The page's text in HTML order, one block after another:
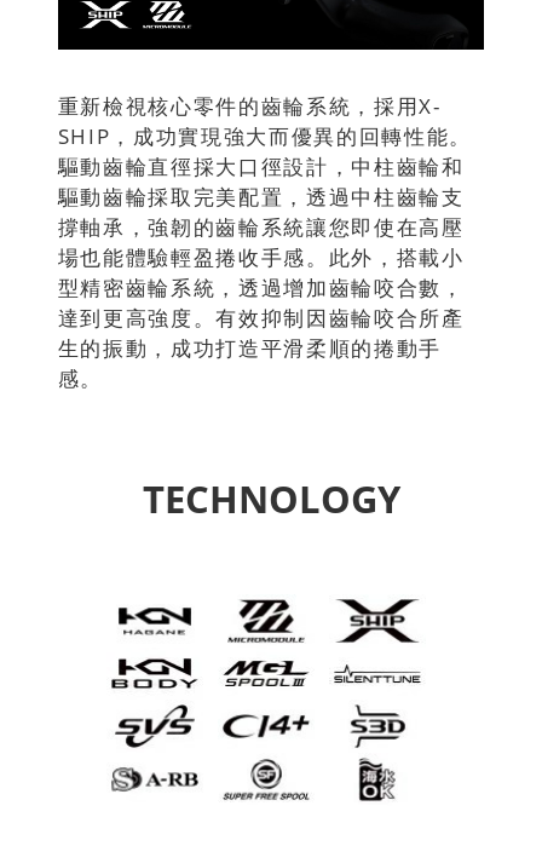
重新檢視核心零件的齒輪系統，採用X-
SHIP，成功實現強大而優異的回轉性能。
驅動齒輪直徑採大口徑設計，中柱齒輪和
驅動齒輪採取完美配置，透過中柱齒輪支
撐軸承，強韌的齒輪系統讓您即使在高壓
場也能體驗輕盈捲收手感。此外，搭載小
型精密齒輪系統，透過增加齒輪咬合數，
達到更高強度。有效抑制因齒輪咬合所產
生的振動，成功打造平滑柔順的捲動手
感。
TECHNOLOGY